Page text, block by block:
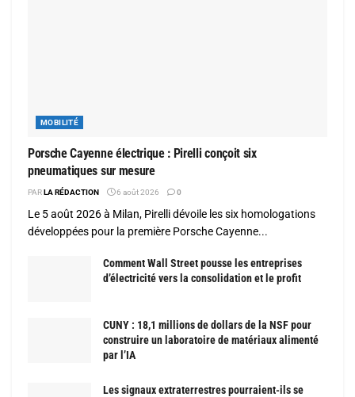
MOBILITÉ
Porsche Cayenne électrique : Pirelli conçoit six
pneumatiques sur mesure
PARLA RÉDACTION 6 août 2026 0
Le 5 août 2026 à Milan, Pirelli dévoile les six homologations
développées pour la première Porsche Cayenne...
Comment Wall Street pousse les entreprises
d’électricité vers la consolidation et le profit
CUNY : 18,1 millions de dollars de la NSF pour
construire un laboratoire de matériaux alimenté
par l’IA
Les signaux extraterrestres pourraient-ils se